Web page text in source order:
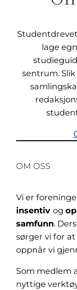
lage
sentrum.
OM OSS
Vi er
insentiv og
samfunn.
sørger vi for
oppnår vi
Som medlem
nyttige